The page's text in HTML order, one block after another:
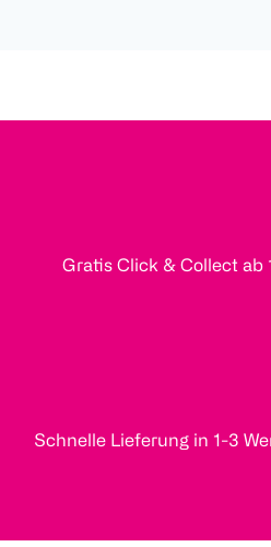
Gratis Click & Collect ab
Schnelle Lieferung in 1-3